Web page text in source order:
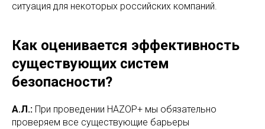
ситуация для некоторых российских компаний.
Как оценивается эффективность
существующих систем
безопасности?
А.Л.: При проведении HAZOP+ мы обязательно
проверяем все существующие барьеры